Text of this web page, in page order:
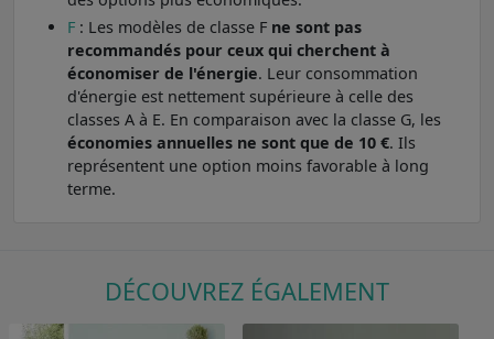
F : Les modèles de classe F ne sont pas
recommandés pour ceux qui cherchent à
économiser de l'énergie. Leur consommation
d'énergie est nettement supérieure à celle des
classes A à E. En comparaison avec la classe G, les
économies annuelles ne sont que de 10 €. Ils
représentent une option moins favorable à long
terme.
DÉCOUVREZ ÉGALEMENT